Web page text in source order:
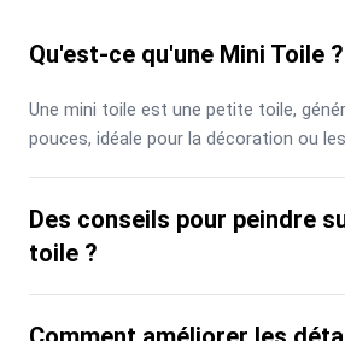
Qu'est-ce qu'une Mini Toile ?
Une mini toile est une petite toile,
pouces, idéale pour la décoration ou
Des conseils pour peindre
toile ?